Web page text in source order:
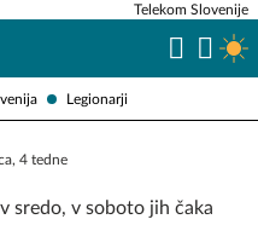
Legionarji
Telekom Slovenije
4 tedne
sredo, v soboto jih čaka